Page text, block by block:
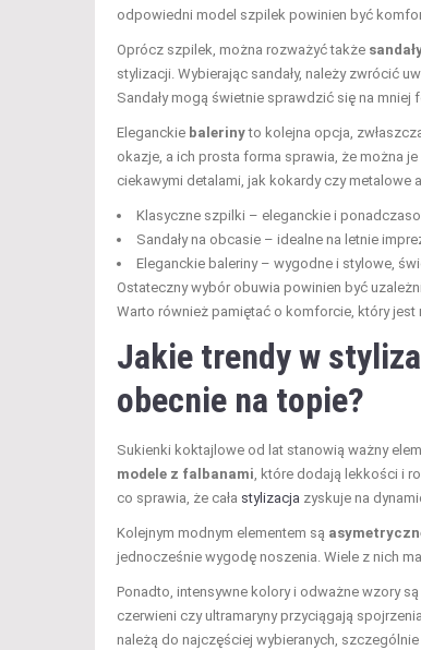
odpowiedni model szpilek powinien być
Oprócz szpilek, można rozważyć także
stylizacji. Wybierając sandały, należy zwrócić
Sandały mogą świetnie sprawdzić się na mniej
Eleganckie balerinyto kolejna opcja,
okazje, a ich prosta forma sprawia, że można
ciekawymi detalami, jak kokardy czy metalowe
Klasyczne szpilki – eleganckie i
Sandały na obcasie – idealne na letnie
Eleganckie baleriny – wygodne i stylowe,
Ostateczny wybór obuwia powinien być
Warto również pamiętać o komforcie, który jest
Jakie trendy w
obecnie na topie?
Sukienki koktajlowe od lat stanowią ważny
modele z falbanami , które dodają lekkości i
co sprawia, że cała stylizacja zyskuje na
Kolejnym modnym elementem są
jednocześnie wygodę noszenia. Wiele z nich
Ponadto, intensywne kolory i odważne wzory
czerwieni czy ultramaryny przyciągają
należą do najczęściej wybieranych,